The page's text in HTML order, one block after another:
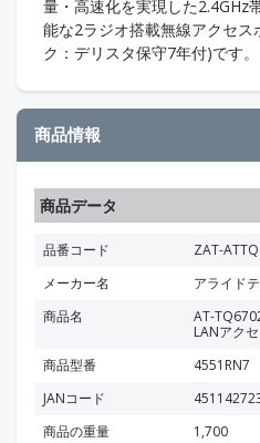
量・高速化を実現した2.4GHz
能な2ラジオ搭載無線アクセス
ク：デリスタ保守7年付)です。
商品情報
商品データ
品番コード
ZAT-
メーカー名
アライド
商品名
AT-
LANアク
商品型番
4551RN7
JANコード
商品の重量
1,700